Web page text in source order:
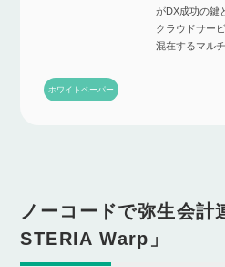
がDX成功の鍵
クラウドサー
混在するマル
ホワイトペーパー
ノーコードで弥生会計
STERIA Warp」